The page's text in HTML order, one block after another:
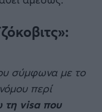
σύμφωνα με το
περί
visa που